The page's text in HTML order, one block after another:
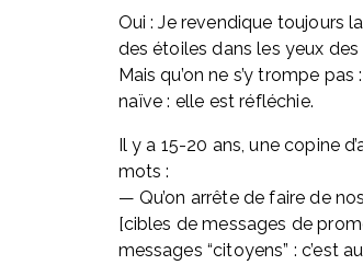
Oui : Je revendique toujours
des étoiles dans les yeux des
Mais qu’on ne s’y trompe
naïve : elle est réfléchie.
Il y a 15-20 ans, une copine
mots :
— Qu’on arrête de faire de
[cibles de messages de
messages “citoyens” : c’est